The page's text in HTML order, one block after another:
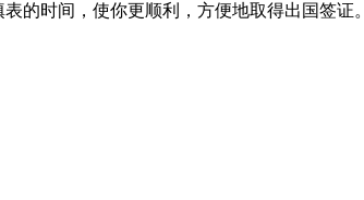
的时间，使你更顺利，方便地取得出国签证。